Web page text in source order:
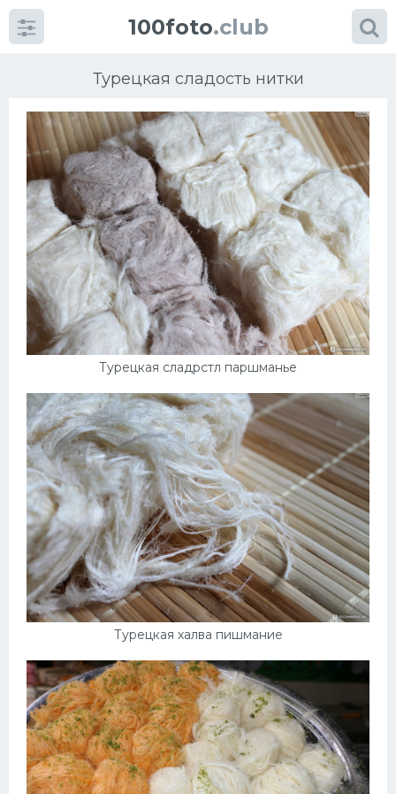
100foto.club
Турецкая сладость нитки
Турецкая сладрстл паршманье
Турецкая халва пишмание
Категориикартинок
Супы
Мясные блюда
Печенье
Выпечка
Десерт
Напитки
Дизайн комнаты